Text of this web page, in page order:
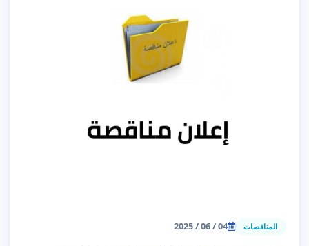
المناقصات 04 / 06 / 2025